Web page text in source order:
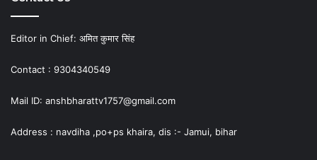
Editor in Chief: अमित कुमार सिंह
Contact : 9304340549
Mail ID: anshbharattv1757@gmail.com
Address : navdiha ,po+ps khaira, dis :- Jamui, bihar